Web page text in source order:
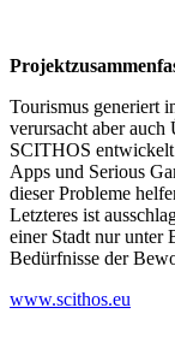
Tourismus generiert
verursacht aber
SCITHOS
Apps und Serious
dieser Probleme
Letzteres ist
einer Stadt nur unter
Bedürfnisse der
www.scithos.eu